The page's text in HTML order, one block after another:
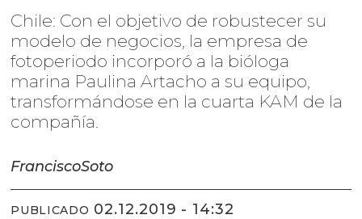
Chile: Con el objetivo de robustecer su
modelo de negocios, la empresa de
fotoperiodo incorporó a la bióloga
marina Paulina Artacho a su equipo,
transformándose en la cuarta KAM de la
compañía.
FranciscoSoto
PUBLICADO 02.12.2019 - 14:32